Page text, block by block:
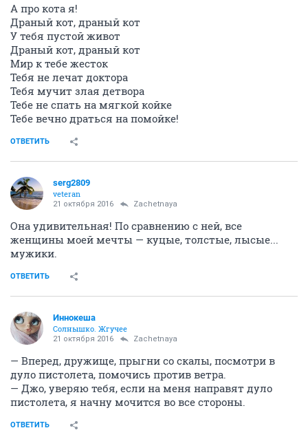
А про кота я!
Драный кот, драный кот
У тебя пустой живот
Драный кот, драный кот
Мир к тебе жесток
Тебя не лечат доктора
Тебя мучит злая детвора
Тебе не спать на мягкой койке
Тебе вечно драться на помойке!
ОТВЕТИТЬ
serg2809
veteran
21 октября 2016 Zachetnaya
Она удивительная! По сравнению с ней, все
женщины моей мечты — куцые, толстые, лысые...
мужики.
ОТВЕТИТЬ
Иннокеша
Солнышко. Жгучее
21 октября 2016 Zachetnaya
— Вперед, дружище, прыгни со скалы, посмотри в
дуло пистолета, помочись против ветра.
— Джо, уверяю тебя, если на меня направят дуло
пистолета, я начну мочится во все стороны.
ОТВЕТИТЬ